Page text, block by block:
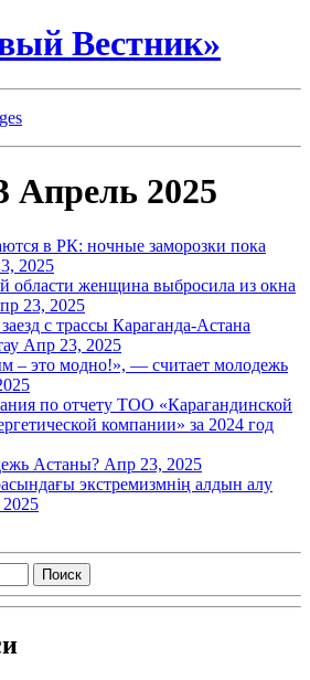
Вестник»
2025
в РК: ночные заморозки пока
2025
области женщина выбросила из окна
23, 2025
с трассы Караганда-Астана
Апр 23, 2025
– это модно!», — считает молодежь
по отчету ТОО «Карагандинской
компании» за 2024 год
Астаны? Апр 23, 2025
экстремизмнің алдын алу